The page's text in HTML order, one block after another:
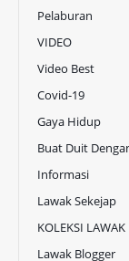
Pelaburan
VIDEO
Video Best
Covid-19
Gaya Hidup
Buat Duit
Informasi
Lawak Sekejap
KOLEKSI
Lawak Blogger